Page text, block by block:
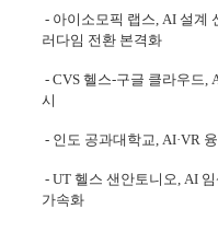
- 아이소모픽 랩스, AI 설계
러다임 전환 본격화
- CVS 헬스-구글 클라우드,
시
- 인도 공과대학교, AI·VR
- UT 헬스 샌안토니오, AI
가속화